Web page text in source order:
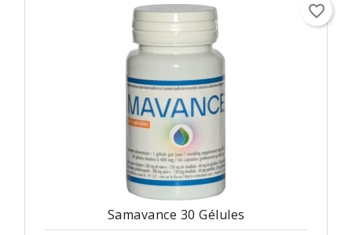
Samavance 30 Gélules
favorite_border